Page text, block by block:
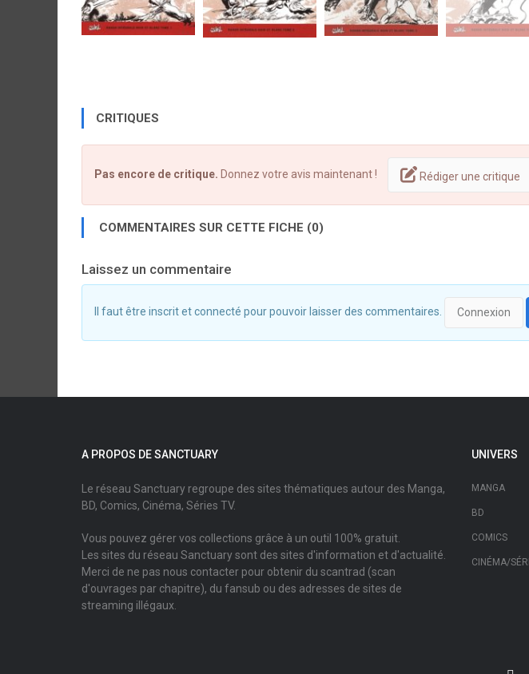
CRITIQUES
Pas encore de critique. Donnez votre avis maintenant ! Rédiger une critique
COMMENTAIRES SUR CETTE FICHE (0)
Laissez un commentaire
Il faut être inscrit et connecté pour pouvoir laisser des commentaires. Connexion
A PROPOS DE SANCTUARY
Le réseau Sanctuary regroupe des sites thématiques autour des Manga,
BD, Comics, Cinéma, Séries TV.
Vous pouvez gérer vos collections grâce à un outil 100% gratuit.
Les sites du réseau Sanctuary sont des sites d'information et d'actualité.
Merci de ne pas nous contacter pour obtenir du scantrad (scan
d'ouvrages par chapitre), du fansub ou des adresses de sites de
streaming illégaux.
UNIVERS
MANGA
BD
COMICS
CINÉMA/